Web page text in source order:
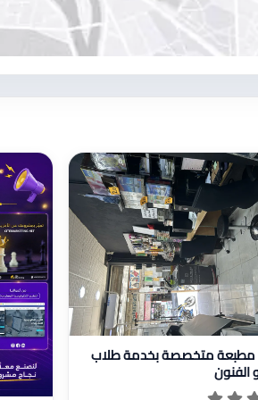
مكتبة و مطبعة متخصصة بخدمة طلاب
مطبعة متخصصة بخدمة طلاب
الفنون